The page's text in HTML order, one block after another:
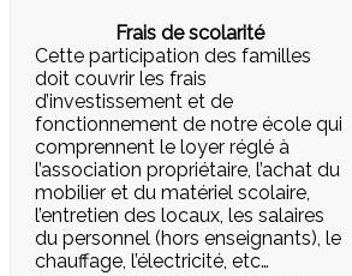
Frais de scolarité
Cette participation des familles
doit couvrir les frais
d’investissement et de
fonctionnement de notre école qui
comprennent le loyer réglé à
l’association propriétaire, l’achat du
mobilier et du matériel scolaire,
l’entretien des locaux, les salaires
du personnel (hors enseignants), le
chauffage, l’électricité, etc…